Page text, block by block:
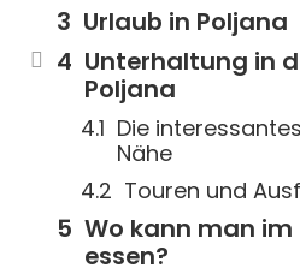
Urlaub in Poljana
Unterhaltung in
Poljana
Die
Nähe
Touren und
Wo kann man im
essen?